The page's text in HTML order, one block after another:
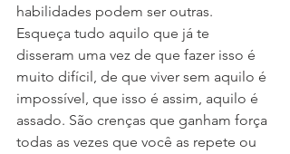
habilidades podem ser outras.
Esqueça tudo aquilo que já te
disseram uma vez de que fazer isso é
muito difícil, de que viver sem aquilo é
impossível, que isso é assim, aquilo é
assado. São crenças que ganham força
todas as vezes que você as repete ou